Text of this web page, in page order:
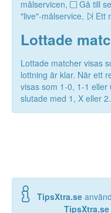
målservicen,
Gå till
"live"-målservice,
Ett
Lottade
Lottade matcher visas
lottning är klar. När ett
visas som 1-0, 1-1
slutade med 1, X eller 2.
TipsXtra.se
TipsXtra.se